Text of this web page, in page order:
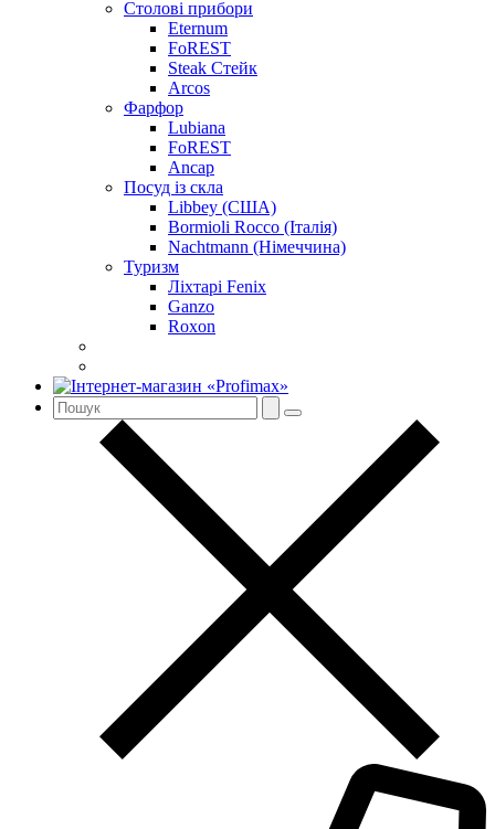
Столові прибори
Eternum
FoREST
Steak Стейк
Arcos
Фарфор
Lubiana
FoREST
Ancap
Посуд із скла
Libbey (США)
Bormioli Rocco (Італія)
Nachtmann (Німеччина)
Туризм
Ліхтарі Fenix
Ganzo
Roxon